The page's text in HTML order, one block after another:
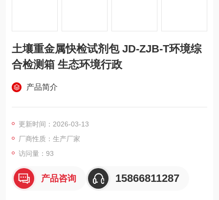
土壤重金属快检试剂包 JD-ZJB-T环境综
合检测箱 生态环境行政
产品简介
更新时间：2026-03-13
厂商性质：生产厂家
访问量：93
产品咨询 15866811287